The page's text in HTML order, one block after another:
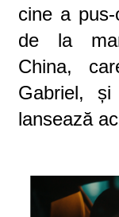
cine a
de la
China,
Gabriel,
lansează